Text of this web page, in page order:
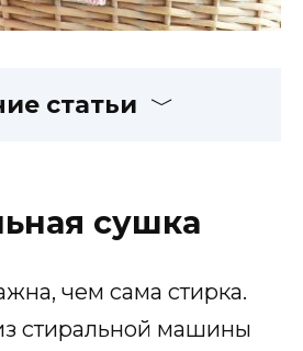
статьи
сушка
чем сама стирка.
стиральной машины